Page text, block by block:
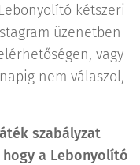
kétszeri
üzenetben
vagy
nem válaszol,
szabályzat
a Lebonyolító